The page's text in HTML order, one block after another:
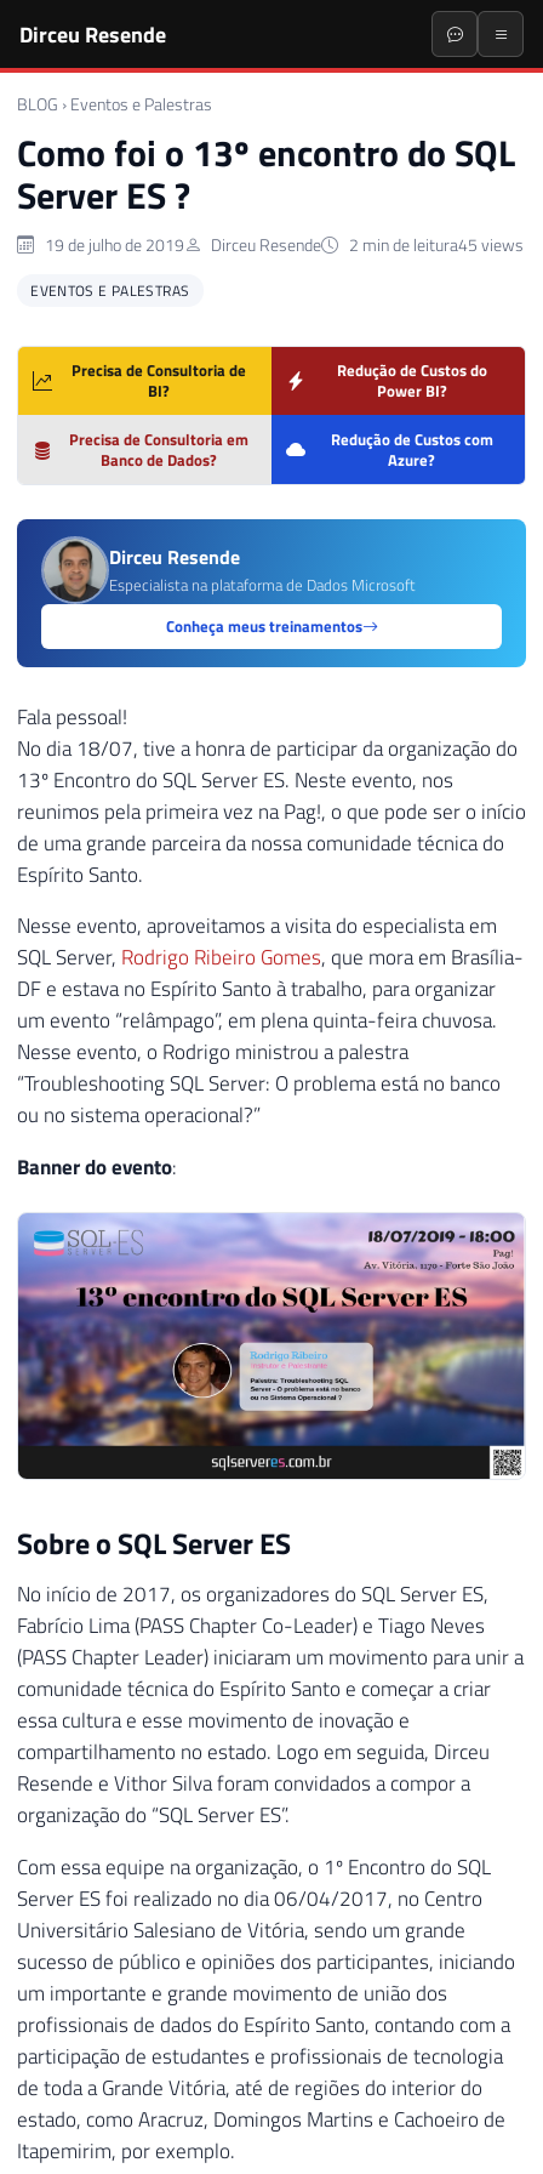
Dirceu Resende
BLOG › Eventos e Palestras
Como foi o 13º encontro do SQL
Server ES ?
19 de julho de 2019 Dirceu Resende 2 min de leitura45 views
EVENTOS E PALESTRAS
Precisa de Consultoria de
BI?
Redução de Custos do
Power BI?
Precisa de Consultoria em
Banco de Dados?
Redução de Custos com
Azure?
Dirceu Resende
Especialista na plataforma de Dados Microsoft
Conheça meus treinamentos
Fala pessoal!
No dia 18/07, tive a honra de participar da organização do
13º Encontro do SQL Server ES. Neste evento, nos
reunimos pela primeira vez na Pag!, o que pode ser o início
de uma grande parceira da nossa comunidade técnica do
Espírito Santo.
Nesse evento, aproveitamos a visita do especialista em
SQL Server, Rodrigo Ribeiro Gomes, que mora em Brasília-
DF e estava no Espírito Santo à trabalho, para organizar
um evento “relâmpago”, em plena quinta-feira chuvosa.
Nesse evento, o Rodrigo ministrou a palestra
“Troubleshooting SQL Server: O problema está no banco
ou no sistema operacional?”
Banner do evento:
Sobre o SQL Server ES
No início de 2017, os organizadores do SQL Server ES,
Fabrício Lima (PASS Chapter Co-Leader) e Tiago Neves
(PASS Chapter Leader) iniciaram um movimento para unir a
comunidade técnica do Espírito Santo e começar a criar
essa cultura e esse movimento de inovação e
compartilhamento no estado. Logo em seguida, Dirceu
Resende e Vithor Silva foram convidados a compor a
organização do “SQL Server ES”.
Com essa equipe na organização, o 1º Encontro do SQL
Server ES foi realizado no dia 06/04/2017, no Centro
Universitário Salesiano de Vitória, sendo um grande
sucesso de público e opiniões dos participantes, iniciando
um importante e grande movimento de união dos
profissionais de dados do Espírito Santo, contando com a
participação de estudantes e profissionais de tecnologia
de toda a Grande Vitória, até de regiões do interior do
estado, como Aracruz, Domingos Martins e Cachoeiro de
Itapemirim, por exemplo.